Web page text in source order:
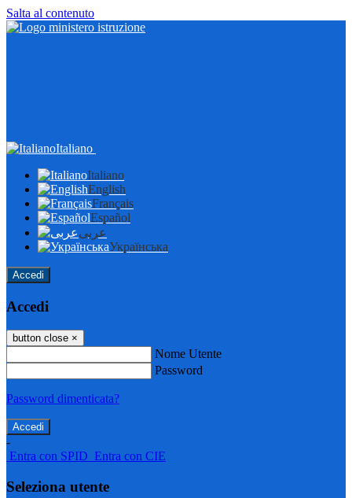
Salta al contenuto
Italiano
Italiano
English
Français
Español
عربى
Українська
Accedi
Accedi
button close ×
Nome Utente
Password
Password dimenticata?
-
Entra con SPID Entra con CIE
Seleziona utente